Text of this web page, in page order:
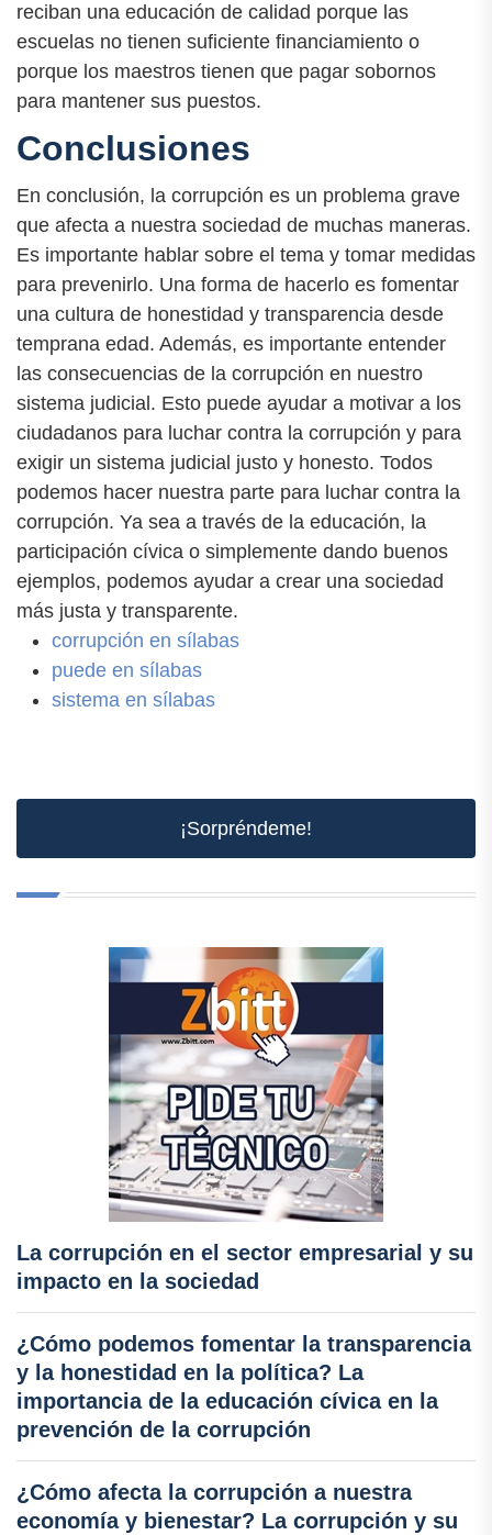
reciban una educación de calidad porque las
escuelas no tienen suficiente financiamiento o
porque los maestros tienen que pagar sobornos
para mantener sus puestos.
Conclusiones
En conclusión, la corrupción es un problema grave
que afecta a nuestra sociedad de muchas maneras.
Es importante hablar sobre el tema y tomar medidas
para prevenirlo. Una forma de hacerlo es fomentar
una cultura de honestidad y transparencia desde
temprana edad. Además, es importante entender
las consecuencias de la corrupción en nuestro
sistema judicial. Esto puede ayudar a motivar a los
ciudadanos para luchar contra la corrupción y para
exigir un sistema judicial justo y honesto. Todos
podemos hacer nuestra parte para luchar contra la
corrupción. Ya sea a través de la educación, la
participación cívica o simplemente dando buenos
ejemplos, podemos ayudar a crear una sociedad
más justa y transparente.
corrupción en sílabas
puede en sílabas
sistema en sílabas
¡Sorpréndeme!
La corrupción en el sector empresarial y su
impacto en la sociedad
¿Cómo podemos fomentar la transparencia
y la honestidad en la política? La
importancia de la educación cívica en la
prevención de la corrupción
¿Cómo afecta la corrupción a nuestra
economía y bienestar? La corrupción y su